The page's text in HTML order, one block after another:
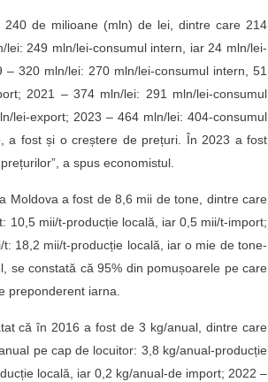
de milioane (mln) de lei, dintre care 214
249 mln/lei-consumul intern, iar 24 mln/lei-
320 mln/lei: 270 mln/lei-consumul intern, 51
2021 – 374 mln/lei: 291 mln/lei-consumul
lei-export; 2023 – 464 mln/lei: 404-consumul
a fost și o creștere de prețuri. În 2023 a fost
a spus economistul.
Moldova a fost de 8,6 mii de tone, dintre care
10,5 mii/t-producție locală, iar 0,5 mii/t-import;
18,2 mii/t-producție locală, iar o mie de tone-
se constată că 95% din pomușoarele pe care
preponderent iarna.
că în 2016 a fost de 3 kg/anual, dintre care
pe cap de locuitor: 3,8 kg/anual-producție
locală, iar 0,2 kg/anual-de import; 2022 –